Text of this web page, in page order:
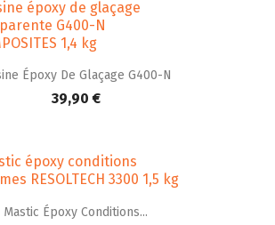
Époxy De Glaçage G400-N
39,90 €
Mastic Époxy Conditions...